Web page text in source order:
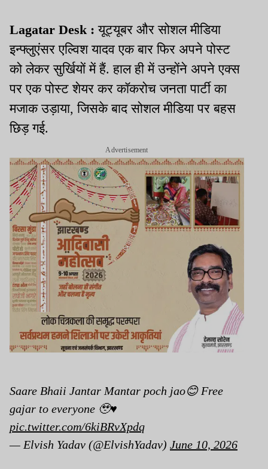
Lagatar Desk :यूट्यूबर और सोशल मीडिया
इन्फ्लुएंसर एल्विश यादव एक बार फिर अपने पोस्ट
को लेकर सुर्खियों में हैं. हाल ही में उन्होंने अपने एक्स
पर एक पोस्ट शेयर कर कॉकरोच जनता पार्टी का
मजाक उड़ाया, जिसके बाद सोशल मीडिया पर बहस
छिड़ गई.
Advertisement
Saare Bhaii Jantar Mantar poch jao😊 Free
gajar to everyone 🥹♥️
pic.twitter.com/6kiBRvXpdq
— Elvish Yadav (@ElvishYadav) June 10, 2026